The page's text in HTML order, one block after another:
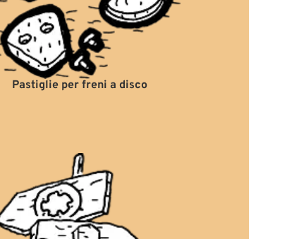
Pastiglie per freni a disco